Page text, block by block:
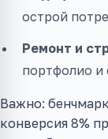
острой
Ремонт и
портфолио и
Важно:
конверсия 8%